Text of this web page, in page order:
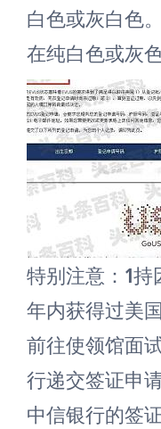
白色或灰白色
在纯白色或灰
特别注意：1
年内获得过美
前往使领馆面
行递交签证申
中信银行的签